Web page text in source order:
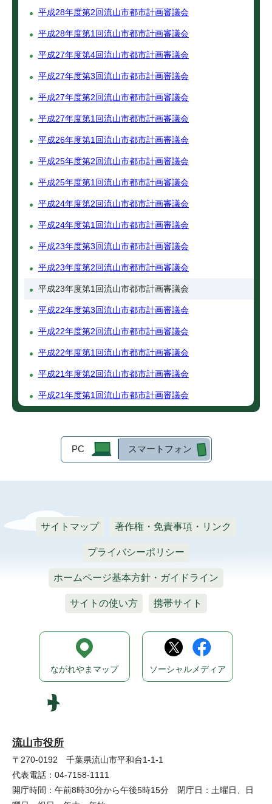
平成28年度第2回流山市都市計画審議会
平成28年度第1回流山市都市計画審議会
平成27年度第4回流山市都市計画審議会
平成27年度第3回流山市都市計画審議会
平成27年度第2回流山市都市計画審議会
平成27年度第1回流山市都市計画審議会
平成26年度第1回流山市都市計画審議会
平成25年度第2回流山市都市計画審議会
平成25年度第1回流山市都市計画審議会
平成24年度第2回流山市都市計画審議会
平成24年度第1回流山市都市計画審議会
平成23年度第3回流山市都市計画審議会
平成23年度第2回流山市都市計画審議会
平成23年度第1回流山市都市計画審議会
平成22年度第3回流山市都市計画審議会
平成22年度第2回流山市都市計画審議会
平成22年度第1回流山市都市計画審議会
平成21年度第2回流山市都市計画審議会
平成21年度第1回流山市都市計画審議会
PC スマートフォン
サイトマップ 著作権・免責事項・リンク
プライバシーポリシー
ホームページ基本方針・ガイドライン
サイトの使い方 携帯サイト
流山市役所
〒270-0192 千葉県流山市平和台1-1-1
代表電話：04-7158-1111
開庁時間：午前8時30分から午後5時15分 閉庁日：土曜日、日
ながれやまマップ ソーシャルメディア